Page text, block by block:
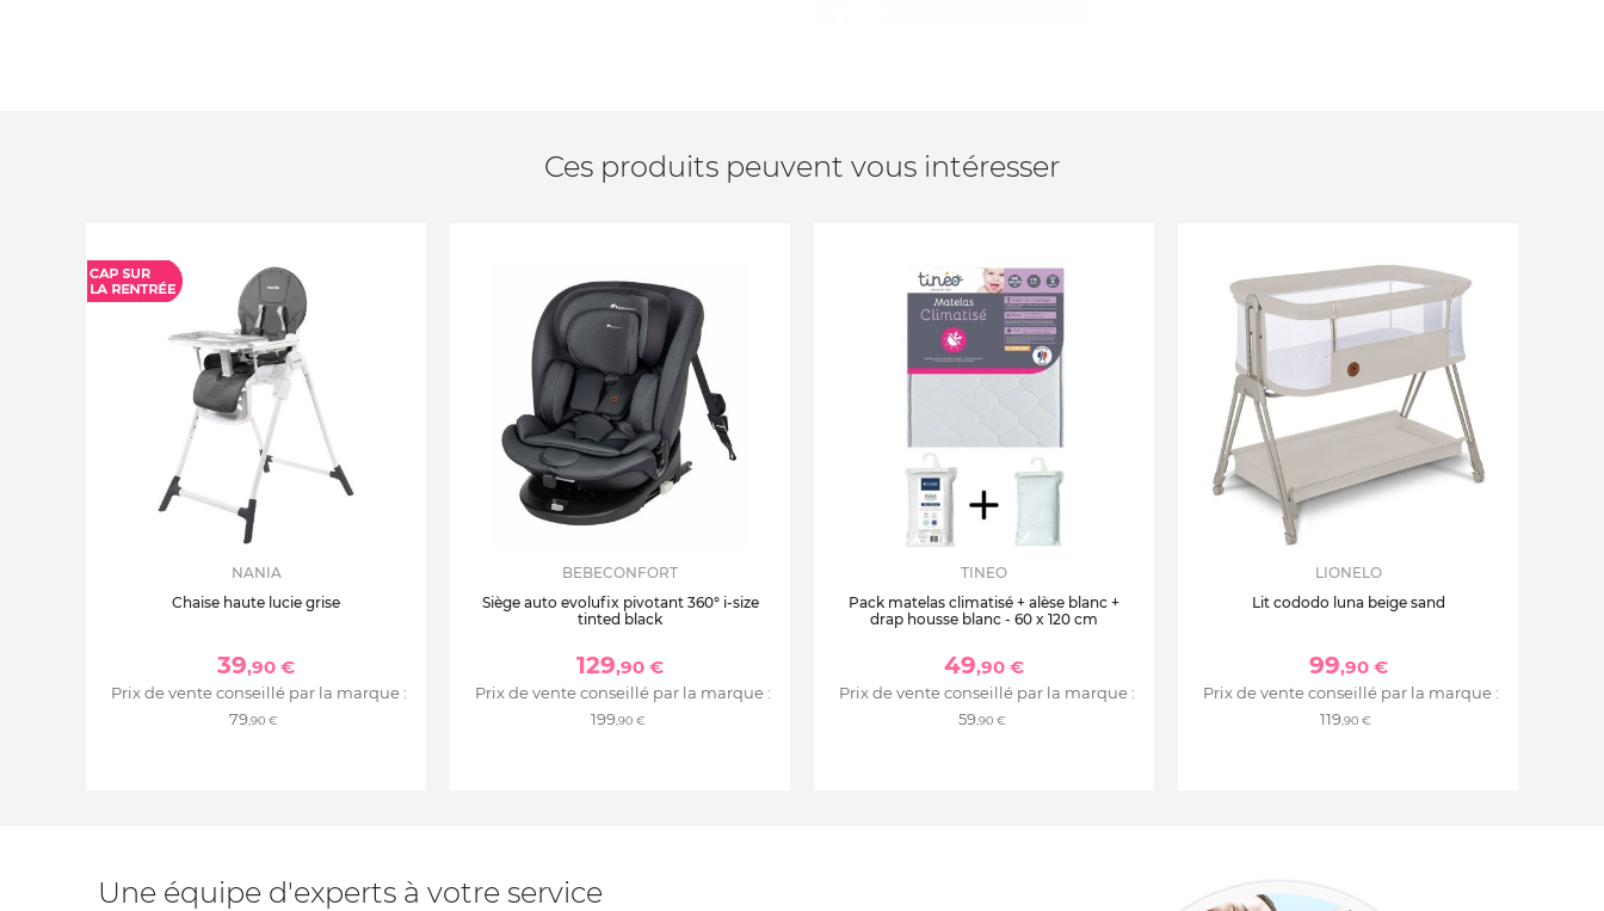
Ces produits peuvent vous intéresser
NANIA
Chaise haute lucie grise
39,90 €
Prix de vente conseillé par la marque :
79,90 €
BEBECONFORT
Siège auto evolufix pivotant 360° i-size
tinted black
129,90 €
Prix de vente conseillé par la marque :
199,90 €
TINEO
Pack matelas climatisé + alèse blanc +
drap housse blanc - 60 x 120 cm
49,90 €
Prix de vente conseillé par la marque :
59,90 €
LIONELO
Lit cododo luna beige sand
99,90 €
Prix de vente conseillé par la marque :
119,90 €
Une équipe d'experts à votre service